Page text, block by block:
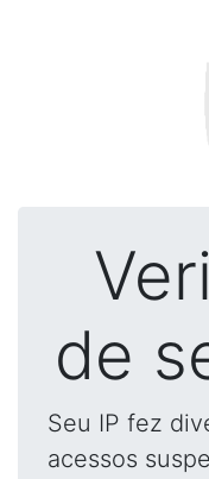
de
Seu IP fez
acessos